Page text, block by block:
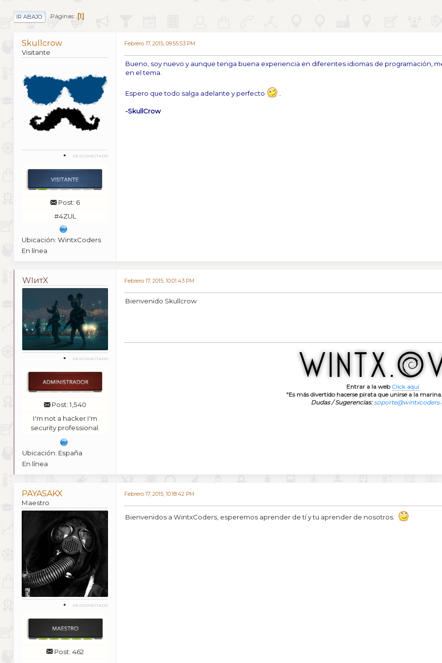
IR ABAJO Páginas 1
Skullcrow
Visitante
DESCONECTADO
Post: 6
#4ZUL
Ubicación: WintxCoders
En línea
Febrero 17, 2015, 09:55:53 PM
Bueno, soy nuevo y aunque tenga buena experiencia en diferentes idiomas de programación,
en el tema.
Espero que todo salga adelante y perfecto
-SkullCrow
WIитX
DESCONECTADO
Post: 1,540
I'm not a hacker I'm
security professional.
Ubicación: España
En línea
Febrero 17, 2015, 10:01:43 PM
Bienvenido Skullcrow
Entrar a la web Click aquí
"Es más divertido hacerse pirata que unirse a la
Dudas / Sugerencias:
PAYASAKX
Maestro
DESCONECTADO
Post: 462
Febrero 17, 2015, 10:18:42 PM
Bienvenidos a WintxCoders, esperemos aprender de tí y tu aprender de nosotros.